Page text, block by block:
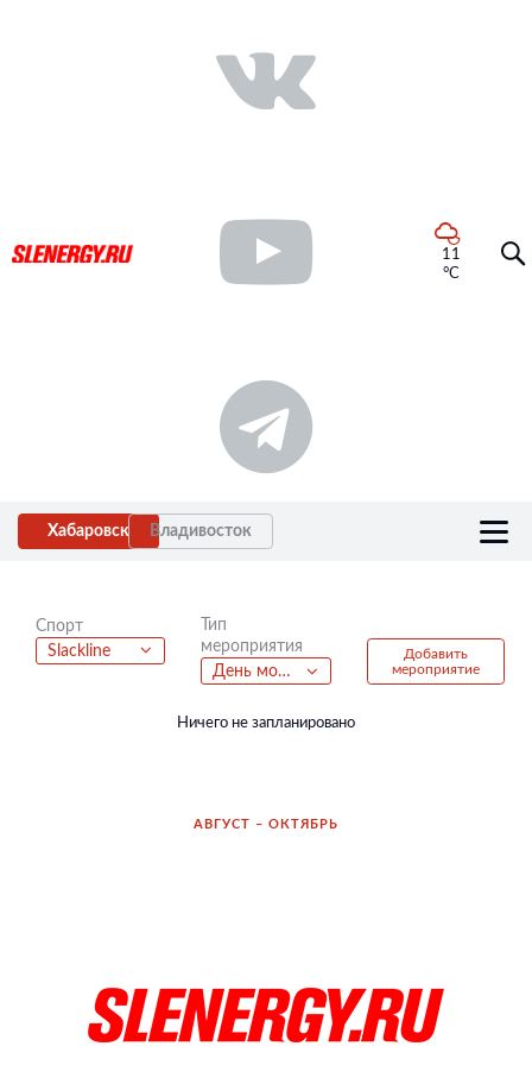
11
°C
Хабаровск Владивосток
Спорт
Slackline
Тип
мероприятия
День молодежи
Добавить
мероприятие
Ничего не запланировано
АВГУСТ – ОКТЯБРЬ